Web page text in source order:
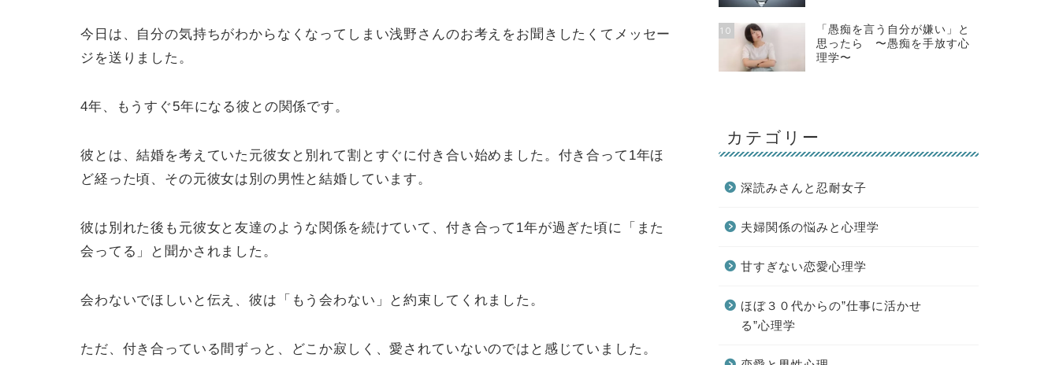
今日は、自分の気持ちがわからなくなってしまい浅野さんのお考えをお聞きしたくてメッセー
ジを送りました。
4年、もうすぐ5年になる彼との関係です。
彼とは、結婚を考えていた元彼女と別れて割とすぐに付き合い始めました。付き合って1年ほ
ど経った頃、その元彼女は別の男性と結婚しています。
彼は別れた後も元彼女と友達のような関係を続けていて、付き合って1年が過ぎた頃に「また
会ってる」と聞かされました。
会わないでほしいと伝え、彼は「もう会わない」と約束してくれました。
ただ、付き合っている間ずっと、どこか寂しく、愛されていないのではと感じていました。
10
「愚痴を言う自分が嫌い」と
思ったら 〜愚痴を手放す心
理学〜
カテゴリー
深読みさんと忍耐女子
夫婦関係の悩みと心理学
甘すぎない恋愛心理学
ほぼ３０代からの”仕事に活かせ
る”心理学